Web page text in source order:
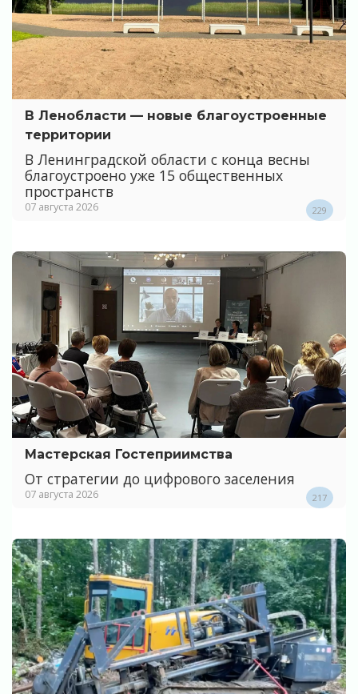
В Ленобласти — новые благоустроенные
территории
В Ленинградской области с конца весны
благоустроено уже 15 общественных
пространств
07 августа 2026 229
Мастерская Гостеприимства
От стратегии до цифрового заселения
07 августа 2026 217